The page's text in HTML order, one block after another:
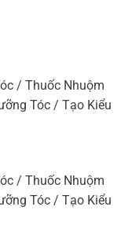
/ Thuốc Nhuộm
Tóc / Tạo Kiểu
/ Thuốc Nhuộm
Tóc / Tạo Kiểu